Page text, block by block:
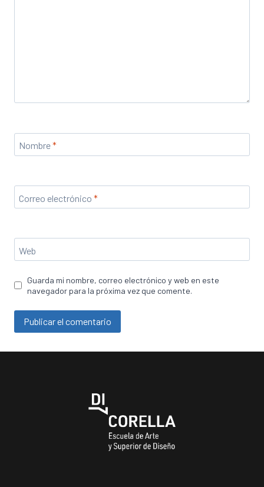
Nombre*
Correo electrónico *
Web
Guarda mi nombre, correo electrónico y web en este
navegador para la próxima vez que comente.